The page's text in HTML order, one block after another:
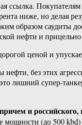
ссылка.
ниже, но делая
образом саудиты
нефти и
ценой и
без этих
лишний супер-
и российского,
(до 500